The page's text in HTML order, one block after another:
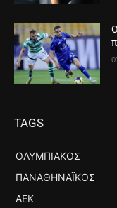
TAGS
ΟΛΥΜΠΙΑΚΌΣ
ΠΑΝΑΘΗΝΑΪΚΌΣ
ΑΕΚ